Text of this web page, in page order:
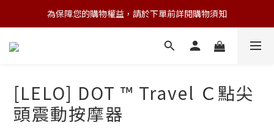
💌 Nearby收藏家｜任選三件 9折 五件 88折
為保障您的購物權益，請於下單前詳閱購物須知
💌 Nearby收藏家｜任選三件 9折 五件 88折
[LELO] DOT ™ Travel Ｃ點尖
頭震動按摩器